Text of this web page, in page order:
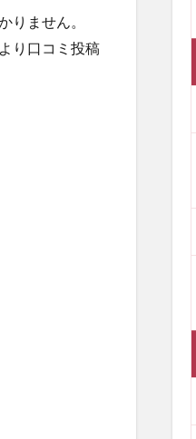
りません。
り口コミ投稿